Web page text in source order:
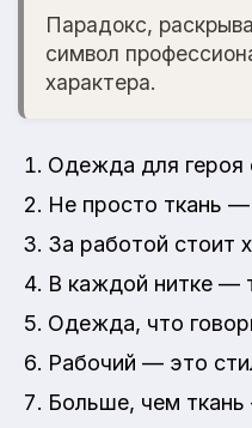
Парадокс,
символ
характера.
Одежда для героя
Не просто ткань
За работой стоит
В каждой нитке —
Одежда, что
Рабочий — это
Больше, чем